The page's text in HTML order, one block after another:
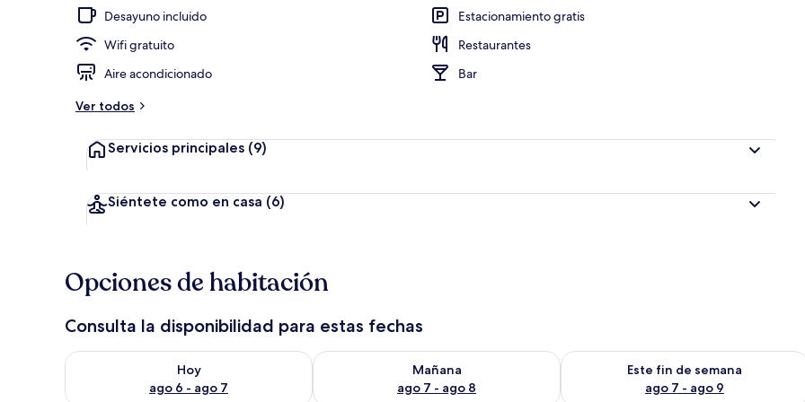
Vista frontal de la propiedad
Desayuno incluido
Estacionamiento gratis
Wifi gratuito
Restaurantes
Aire acondicionado
Bar
Ver todos
Servicios principales (9)
Siéntete como en casa (6)
Opciones de habitación
Consulta la disponibilidad para estas fechas
Hoy
ago 6 - ago 7
Consulta la disponibilidad para hoy ago 6 - ago 7
Mañana
ago 7 - ago 8
Consulta la disponibilidad para mañana ago 7 - ago 8
Este fin de semana
ago 7 - ago 9
Consulta la disponibilidad para este